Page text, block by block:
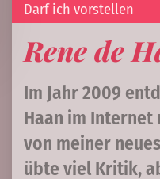
Darf ich vorstellen
Rene de
Im Jahr 2009
Haan im Internet
von meiner
übte viel Kritik,